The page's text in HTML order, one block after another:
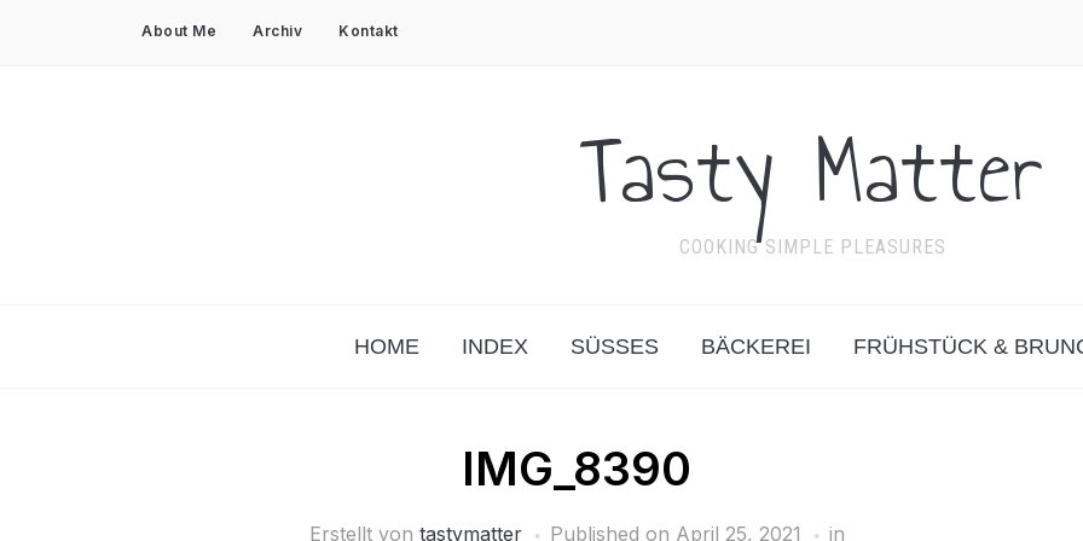
About Me Archiv Kontakt
Tasty Matter
COOKING SIMPLE PLEASURES
HOME INDEX SÜSSES BÄCKEREI FRÜHSTÜCK &
IMG_8390
Erstellt von tastymatter Published on April 25, 2021 in